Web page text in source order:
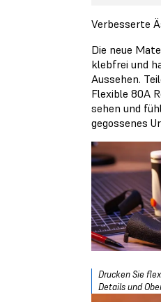
Verbesserte
Die neue
klebfrei und
Aussehen.
Flexible 80A
sehen und
gegossenes
Drucken Sie
Details und